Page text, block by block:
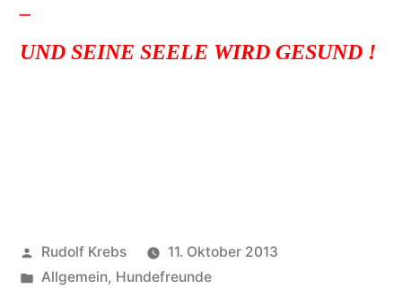
–
UND SEINE SEELE WIRD GESUND !
Veröffentlicht
von
Rudolf Krebs
11. Oktober 2013
Veröffentlicht
Allgemein, Hundefreunde